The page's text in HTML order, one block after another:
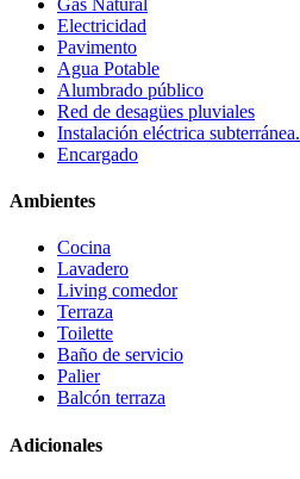
Gas Natural
Electricidad
Pavimento
Agua Potable
Alumbrado público
Red de desagües pluviales
Instalación eléctrica subterránea.
Encargado
Ambientes
Cocina
Lavadero
Living comedor
Terraza
Toilette
Baño de servicio
Palier
Balcón terraza
Adicionales